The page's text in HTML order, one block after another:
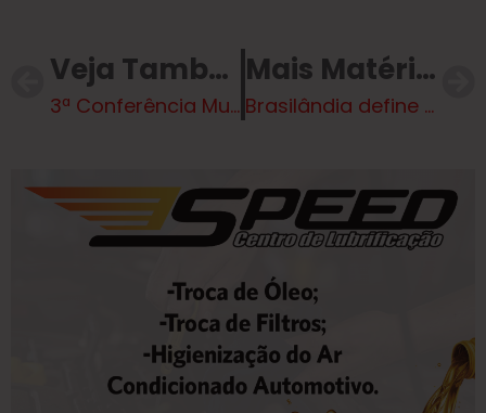
Veja Também
3ª Conferência Municipal do Meio Ambiente, com o tema “Emergência Climática:
Mais Matérias
Brasilândia define Calendário de Eventos 2025 com novidades